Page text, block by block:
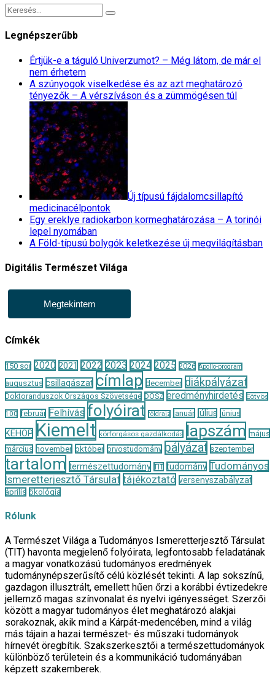
Legnépszerűbb
Értjük-e a táguló Univerzumot? – Még látom, de már el
nem érhetem
A szúnyogok viselkedése és az azt meghatározó
tényezők – A vérszíváson és a zümmögésen túl
Új típusú fájdalomcsillapító
medicinacélpontok
Egy ereklye radiokarbon kormeghatározása – A torinói
lepel nyomában
A Föld-típusú bolygók keletkezése új megvilágításban
Digitális Természet Világa
Megtekintem
Címkék
150 sor 2020 2021 2022 2023 2024 2025 2026 Apollo-program
augusztus csillagászat címlap december diákpályázat
Doktoranduszok Országos Szövetsége DOSZ eredményhirdetés Eötvös
100 február Felhívás folyóirat földrajz január július június
KEHOP Kiemelt körforgásos gazdálkodás lapszám május
március november október orvostudomány pályázat szeptember
tartalom természettudomány TIT tudomány Tudományos
Ismeretterjesztő Társulat tájékoztató versenyszabályzat
április ökológia
Rólunk
A Természet Világa a Tudományos Ismeretterjesztő Társulat
(TIT) havonta megjelenő folyóirata, legfontosabb feladatának
a magyar vonatkozású tudományos eredmények
tudománynépszerűsítő célú közlését tekinti. A lap sokszínű,
gazdagon illusztrált, emellett hűen őrzi a korábbi évtizedekre
jellemző magas színvonalat és nyelvi igényességet. Szerzői
között a magyar tudományos élet meghatározó alakjai
sorakoznak, akik mind a Kárpát-medencében, mind a világ
más tájain a hazai természet- és műszaki tudományok
hírnevét öregbítik. Szakszerkesztői a természettudományok
különböző területein és a kommunikáció tudományában
képzett szakemberek.